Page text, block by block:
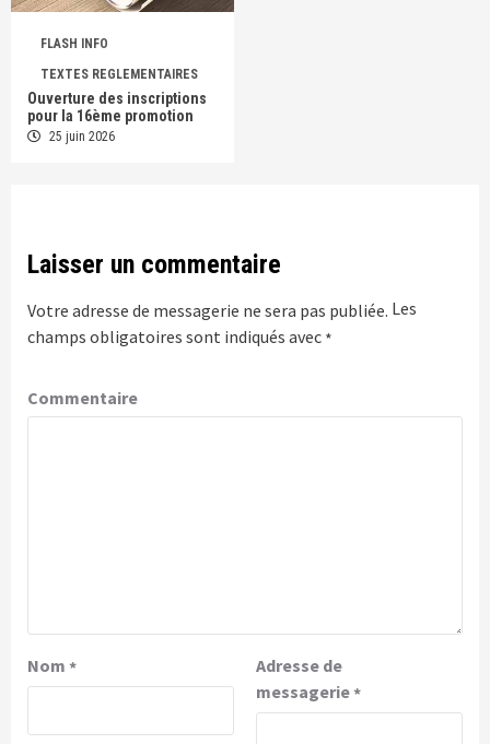
FLASH INFO
TEXTES REGLEMENTAIRES
Ouverture des inscriptions
pour la 16ème promotion
25 juin 2026
Laisser un commentaire
Votre adresse de messagerie ne sera pas publiée. Les
champs obligatoires sont indiqués avec *
Commentaire
Nom *
Adresse de
messagerie*